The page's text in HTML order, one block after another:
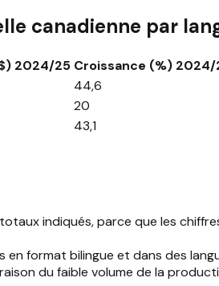
canadienne par
2024/25 Croissance (%) 2024/
44,6
20
43,1
indiqués, parce que les
format bilingue et dans des
du faible volume de la